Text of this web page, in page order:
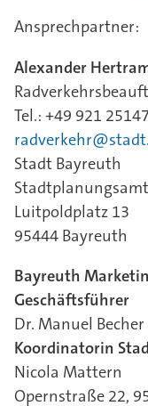
Ansprechpartner:
Alexander
Tel.: +49 921
Stadt Bayreuth
Stadtplanungsamt
Luitpoldplatz 13
95444 Bayreuth
Bayreuth
Geschäftsführer
Dr. Manuel Becher
Koordinatorin
Nicola Mattern
Opernstraße 22,